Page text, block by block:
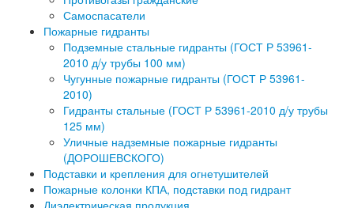
Самоспасатели
Пожарные гидранты
Подземные стальные гидранты (ГОСТ Р 53961-
2010 д/у трубы 100 мм)
Чугунные пожарные гидранты (ГОСТ Р 53961-
2010)
Гидранты стальные (ГОСТ Р 53961-2010 д/у трубы
125 мм)
Уличные надземные пожарные гидранты
(ДОРОШЕВСКОГО)
Подставки и крепления для огнетушителей
Пожарные колонки КПА, подставки под гидрант
Диэлектрическая продукция